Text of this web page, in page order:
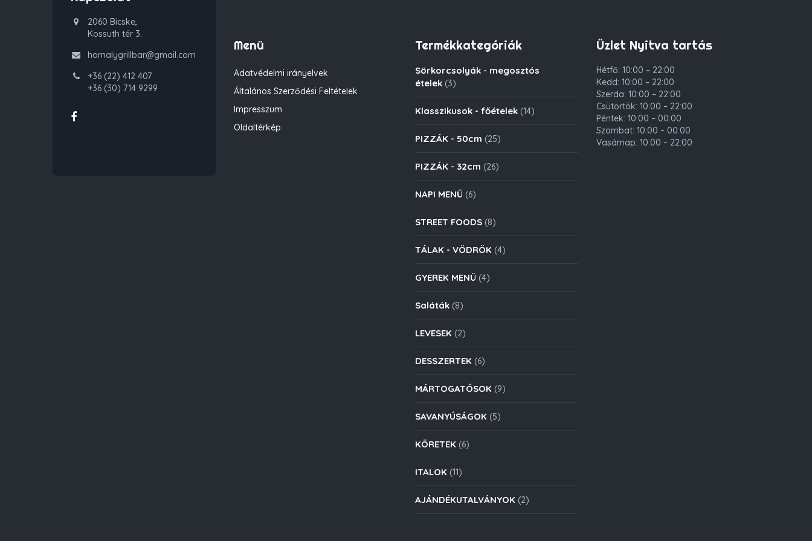
2060 Bicske,
Kossuth tér 3.
homalygrillbar@gmail.com
+36 (22) 412 407
+36 (30) 714 9299
Menü
Adatvédelmi irányelvek
Általános Szerződési Feltételek
Impresszum
Oldaltérkép
Termékkategóriák
Sörkorcsolyák - megosztós
ételek (3)
Klasszikusok - főételek (14)
PIZZÁK - 50cm (25)
PIZZÁK - 32cm (26)
NAPI MENÜ (6)
STREET FOODS (8)
TÁLAK - VÖDRÖK (4)
GYEREK MENÜ (4)
Saláták (8)
LEVESEK (2)
DESSZERTEK (6)
MÁRTOGATÓSOK (9)
SAVANYÚSÁGOK (5)
KÖRETEK (6)
ITALOK (11)
AJÁNDÉKUTALVÁNYOK (2)
Üzlet Nyitva tartás
Hétfő: 10:00 – 22:00
Kedd: 10:00 – 22:00
Szerda: 10:00 – 22:00
Csütörtök: 10:00 – 22:00
Péntek: 10:00 – 00:00
Szombat: 10:00 – 00:00
Vasárnap: 10:00 – 22:00